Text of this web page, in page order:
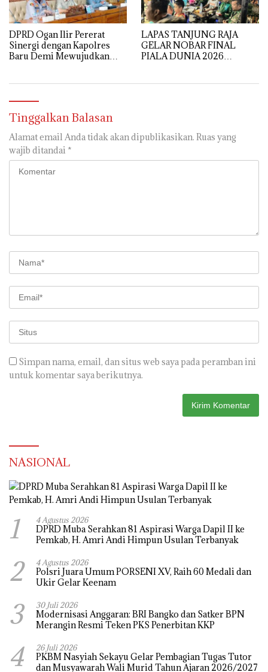
DPRD Ogan Ilir Pererat
Sinergi dengan Kapolres
Baru Demi Mewujudkan
LAPAS TANJUNG RAJA
GELAR NOBAR FINAL
PIALA DUNIA 2026
Tinggalkan Balasan
Alamat email Anda tidak akan dipublikasikan. Ruas yang
wajib ditandai *
Simpan nama, email, dan situs web saya pada peramban ini
untuk komentar saya berikutnya.
NASIONAL
1 4 Agustus 2026
DPRD Muba Serahkan 81 Aspirasi Warga Dapil II ke
Pemkab, H. Amri Andi Himpun Usulan Terbanyak
2 4 Agustus 2026
Polsri Juara Umum PORSENI XV, Raih 60 Medali dan
Ukir Gelar Keenam
3 30 Juli 2026
Modernisasi Anggaran: BRI Bangko dan Satker BPN
Merangin Resmi Teken PKS Penerbitan KKP
4 26 Juli 2026
PKBM Nasyiah Sekayu Gelar Pembagian Tugas Tutor
dan Musyawarah Wali Murid Tahun Ajaran 2026/2027